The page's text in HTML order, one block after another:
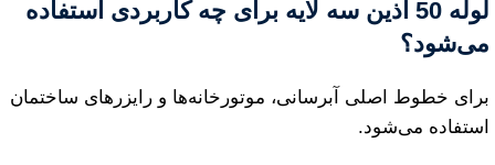
لوله 50 آذین سه لایه برای چه کاربردی استفاده
می‌شود؟
برای خطوط اصلی آبرسانی، موتورخانه‌ها و رایزرهای ساختمان
استفاده می‌شود.